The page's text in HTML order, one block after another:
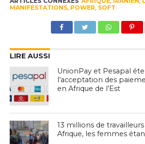
MANIFESTATIONS, POWER, SOFT
LIRE AUSSI
UnionPay et Pesapal
l’acceptation des
en Afrique de l’Est
13 millions de
Afrique, les femmes